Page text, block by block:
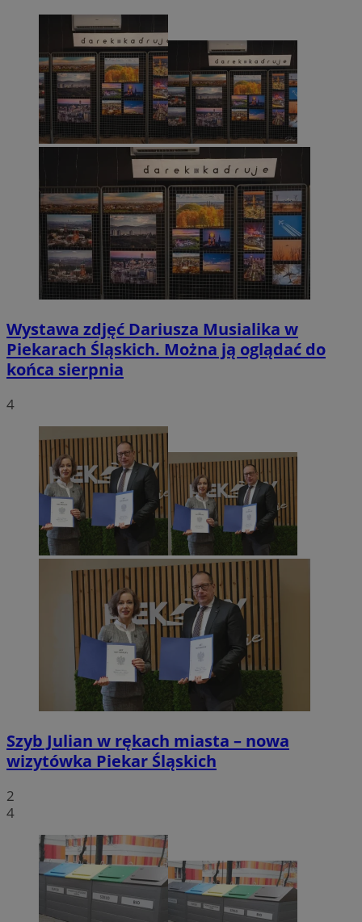
Wystawa zdjęć Dariusza Musialika w
Piekarach Śląskich. Można ją oglądać do
końca sierpnia
4
Szyb Julian w rękach miasta – nowa
wizytówka Piekar Śląskich
2
4